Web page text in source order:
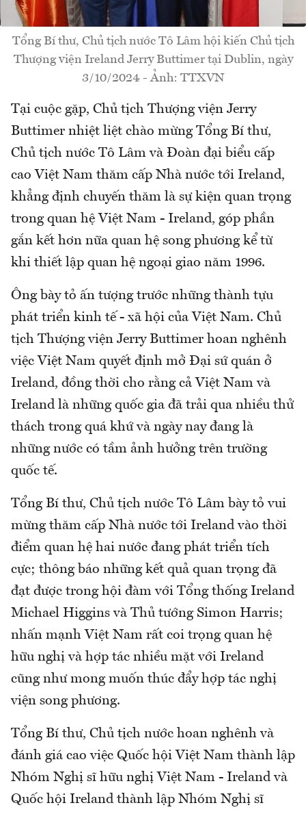
Tổng Bí thư, Chủ tịch nước Tô Lâm hội kiến Chủ tịch
Thượng viện Ireland Jerry Buttimer tại Dublin, ngày
3/10/2024 - Ảnh: TTXVN
Tại cuộc gặp, Chủ tịch Thượng viện Jerry
Buttimer nhiệt liệt chào mừng Tổng Bí thư,
Chủ tịch nước Tô Lâm và Đoàn đại biểu cấp
cao Việt Nam thăm cấp Nhà nước tới Ireland,
khẳng định chuyến thăm là sự kiện quan trọng
trong quan hệ Việt Nam - Ireland, góp phần
gắn kết hơn nữa quan hệ song phương kể từ
khi thiết lập quan hệ ngoại giao năm 1996.
Ông bày tỏ ấn tượng trước những thành tựu
phát triển kinh tế - xã hội của Việt Nam. Chủ
tịch Thượng viện Jerry Buttimer hoan nghênh
việc Việt Nam quyết định mở Đại sứ quán ở
Ireland, đồng thời cho rằng cả Việt Nam và
Ireland là những quốc gia đã trải qua nhiều thử
thách trong quá khứ và ngày nay đang là
những nước có tầm ảnh hưởng trên trường
quốc tế.
Tổng Bí thư, Chủ tịch nước Tô Lâm bày tỏ vui
mừng thăm cấp Nhà nước tới Ireland vào thời
điểm quan hệ hai nước đang phát triển tích
cực; thông báo những kết quả quan trọng đã
đạt được trong hội đàm với Tổng thống Ireland
Michael Higgins và Thủ tướng Simon Harris;
nhấn mạnh Việt Nam rất coi trọng quan hệ
hữu nghị và hợp tác nhiều mặt với Ireland
cũng như mong muốn thúc đẩy hợp tác nghị
viện song phương.
Tổng Bí thư, Chủ tịch nước hoan nghênh và
đánh giá cao việc Quốc hội Việt Nam thành lập
Nhóm Nghị sĩ hữu nghị Việt Nam - Ireland và
Quốc hội Ireland thành lập Nhóm Nghị sĩ